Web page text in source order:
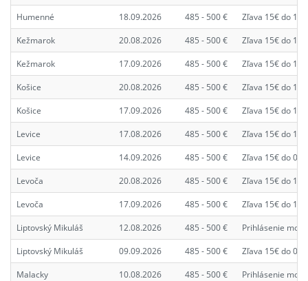
Humenné
18.09.2026 485 - 500 €
Zľava 15€ do
Kežmarok
20.08.2026 485 - 500 €
Zľava 15€ do
Kežmarok
17.09.2026 485 - 500 €
Zľava 15€ do
Košice
20.08.2026 485 - 500 €
Zľava 15€ do
Košice
17.09.2026 485 - 500 €
Zľava 15€ do
Levice
17.08.2026 485 - 500 €
Zľava 15€ do
Levice
14.09.2026 485 - 500 €
Zľava 15€ do
Levoča
20.08.2026 485 - 500 €
Zľava 15€ do
Levoča
17.09.2026 485 - 500 €
Zľava 15€ do
Liptovský Mikuláš
12.08.2026 485 - 500 €
Prihlásenie
Liptovský Mikuláš
09.09.2026 485 - 500 €
Zľava 15€ do
Malacky
10.08.2026 485 - 500 €
Prihlásenie